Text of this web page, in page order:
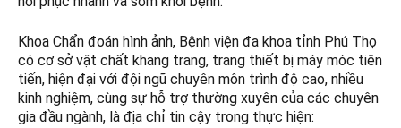
Khoa Chẩn đoán hình ảnh, Bệnh viện đa khoa tỉnh Phú Thọ
có cơ sở vật chất khang trang, trang thiết bị máy móc tiên
tiến, hiện đại với đội ngũ chuyên môn trình độ cao, nhiều
kinh nghiệm, cùng sự hỗ trợ thường xuyên của các chuyên
gia đầu ngành, là địa chỉ tin cậy trong thực hiện: